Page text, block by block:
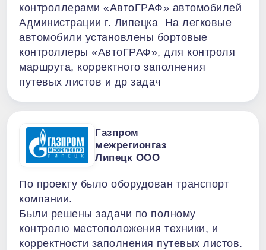
контроллерами «АвтоГРАФ» автомобилей
Администрации г. Липецка На легковые
автомобили установлены бортовые
контроллеры «АвтоГРАФ», для контроля
маршрута, корректного заполнения
путевых листов и др задач
Газпром
межрегионгаз
Липецк ООО
По проекту было оборудован транспорт
компании.
Были решены задачи по полному
контролю местоположения техники, и
корректности заполнения путевых листов.